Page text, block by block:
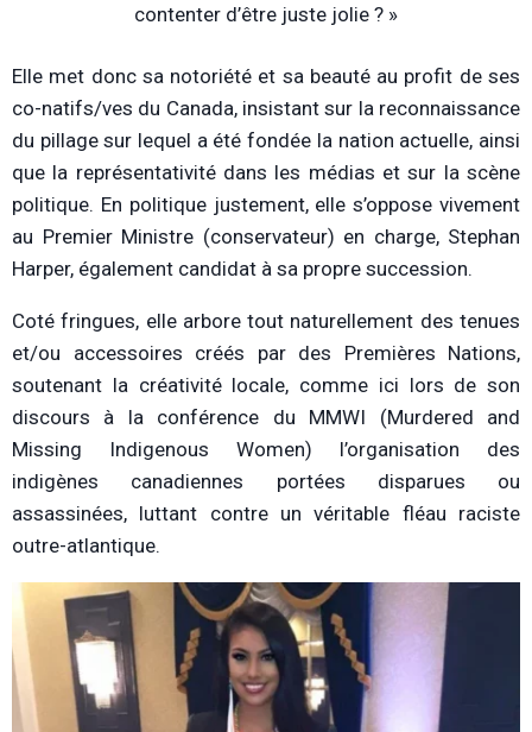
contenter d’être juste jolie ? »
Elle met donc sa notoriété et sa beauté au profit de ses
co-natifs/ves du Canada, insistant sur la reconnaissance
du pillage sur lequel a été fondée la nation actuelle, ainsi
que la représentativité dans les médias et sur la scène
politique. En politique justement, elle s’oppose vivement
au Premier Ministre (conservateur) en charge, Stephan
Harper, également candidat à sa propre succession.
Coté fringues, elle arbore tout naturellement des tenues
et/ou accessoires créés par des Premières Nations,
soutenant la créativité locale, comme ici lors de son
discours à la conférence du MMWI (Murdered and
Missing Indigenous Women) l’organisation des
indigènes canadiennes portées disparues ou
assassinées, luttant contre un véritable fléau raciste
outre-atlantique.